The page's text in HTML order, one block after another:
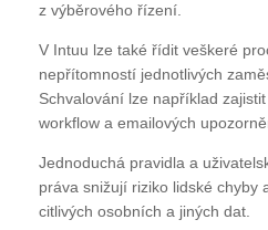
z výběrového řízení.
V Intuu lze také řídit veškeré
nepřítomností jednotlivých
Schvalování lze například
workflow a emailových
Jednoduchá pravidla a
práva snižují riziko lidské chyby
citlivých osobních a jiných dat.